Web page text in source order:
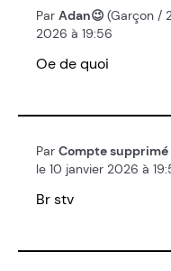
Par Adan😉 (Garçon /
2026 à 19:56
Oe de quoi
Par Compte supprimé
le 10 janvier 2026 à
Br stv